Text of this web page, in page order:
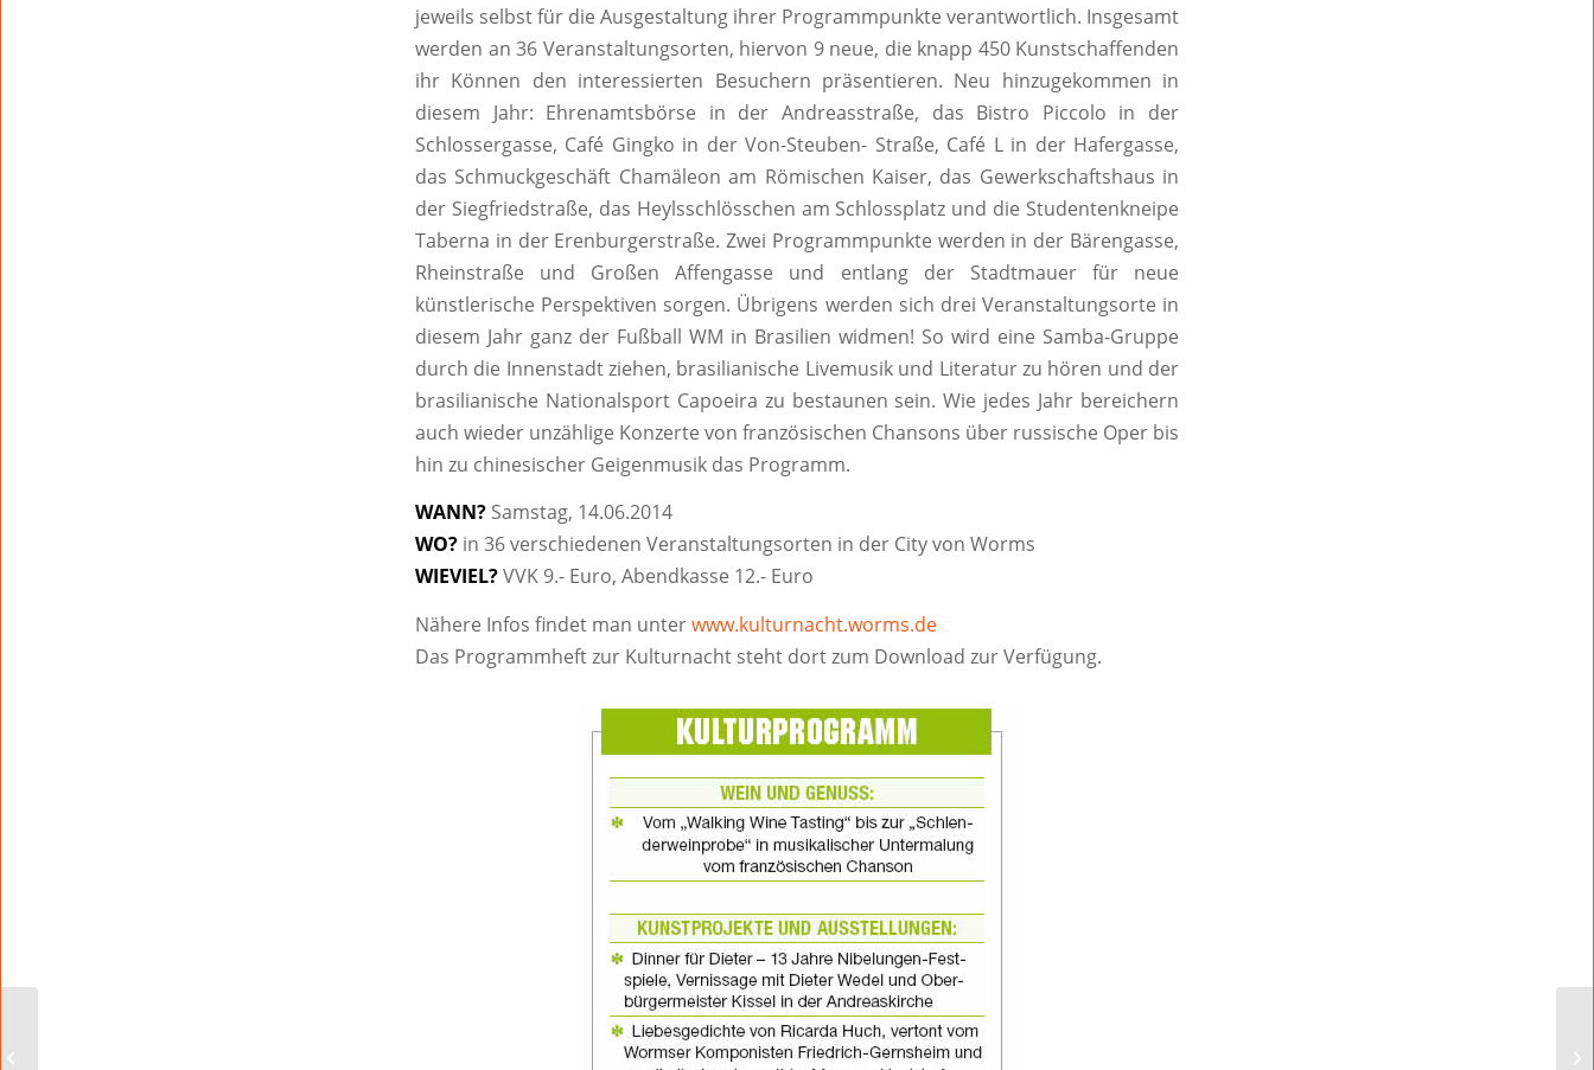
jeweils selbst für die Ausgestaltung ihrer Programmpunkte verantwortlich. Insgesamt
werden an 36 Veranstaltungsorten, hiervon 9 neue, die knapp 450 Kunstschaffenden
ihr Können den interessierten Besuchern präsentieren. Neu hinzugekommen in
diesem Jahr: Ehrenamtsbörse in der Andreasstraße, das Bistro Piccolo in der
Schlossergasse, Café Gingko in der Von-Steuben- Straße, Café L in der Hafergasse,
das Schmuckgeschäft Chamäleon am Römischen Kaiser, das Gewerkschaftshaus in
der Siegfriedstraße, das Heylsschlösschen am Schlossplatz und die Studentenkneipe
Taberna in der Erenburgerstraße. Zwei Programmpunkte werden in der Bärengasse,
Rheinstraße und Großen Affengasse und entlang der Stadtmauer für neue
künstlerische Perspektiven sorgen. Übrigens werden sich drei Veranstaltungsorte in
diesem Jahr ganz der Fußball WM in Brasilien widmen! So wird eine Samba-Gruppe
durch die Innenstadt ziehen, brasilianische Livemusik und Literatur zu hören und der
brasilianische Nationalsport Capoeira zu bestaunen sein. Wie jedes Jahr bereichern
auch wieder unzählige Konzerte von französischen Chansons über russische Oper bis
hin zu chinesischer Geigenmusik das Programm.
WANN? Samstag, 14.06.2014
WO? in 36 verschiedenen Veranstaltungsorten in der City von Worms
WIEVIEL?VVK 9.- Euro, Abendkasse 12.- Euro
Nähere Infos findet man unterwww.kulturnacht.worms.de
Das Programmheft zur Kulturnacht steht dort zum Download zur Verfügung.